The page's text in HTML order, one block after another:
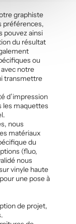
graphiste
préférences,
pouvez ainsi
du résultat
ou
notre
transmettre
d’impression
les maquettes
nous
matériaux
du
(fluo,
nous
vinyle haute
une pose à
de projet,